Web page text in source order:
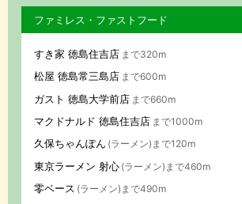
ファミレス・ファストフード
すき家 徳島住吉店 まで320m
松屋 徳島常三島店 まで600m
ガスト 徳島大学前店 まで660m
マクドナルド 徳島住吉店 まで1000m
久保ちゃんぽん (ラーメン)まで120m
東京ラーメン 射心 (ラーメン)まで460m
零ベース (ラーメン)まで490m